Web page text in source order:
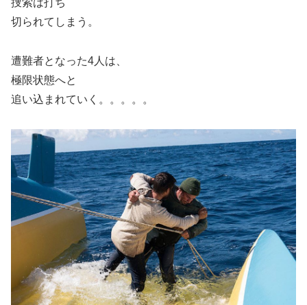
捜索は打ち
切られてしまう。
遭難者となった4人は、
極限状態へと
追い込まれていく。。。。。